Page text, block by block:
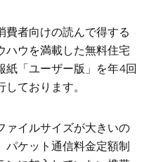
費者向けの読んで得する
ハウを満載した無料住宅
紙「ユーザー版」を年4回
しております。
ァイルサイズが大きいの
パケット通信料金定額制